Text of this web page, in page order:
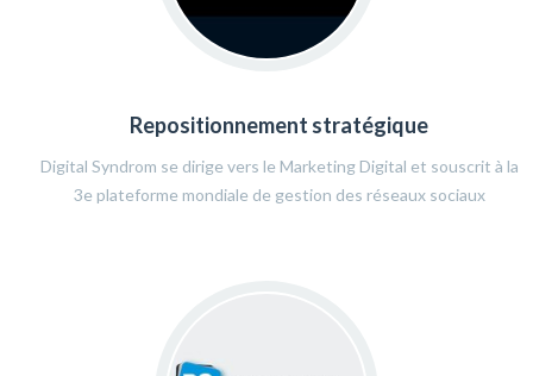
Repositionnement stratégique
Digital Syndrom se dirige vers le Marketing Digital et souscrit à la
3e plateforme mondiale de gestion des réseaux sociaux